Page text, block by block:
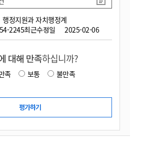
행정지원과 자치행정계
2245최근수정일 2025-02-06
대해 만족하십니까?
족 보통
불만족